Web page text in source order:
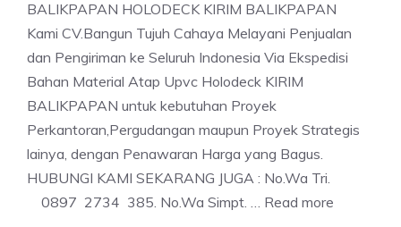
BALIKPAPAN HOLODECK KIRIM BALIKPAPAN
Kami CV.Bangun Tujuh Cahaya Melayani Penjualan
dan Pengiriman ke Seluruh Indonesia Via Ekspedisi
Bahan Material Atap Upvc Holodeck KIRIM
BALIKPAPAN untuk kebutuhan Proyek
Perkantoran,Pergudangan maupun Proyek Strategis
lainya, dengan Penawaran Harga yang Bagus.
HUBUNGI KAMI SEKARANG JUGA : No.Wa Tri.
0897 2734 385. No.Wa Simpt. … Read more